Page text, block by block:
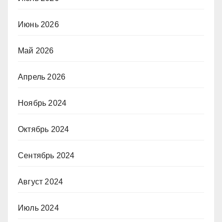
Июнь 2026
Май 2026
Апрель 2026
Ноябрь 2024
Октябрь 2024
Сентябрь 2024
Август 2024
Июль 2024